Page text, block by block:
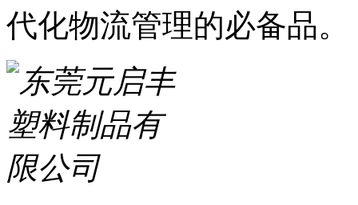
代化物流管理的必备品。